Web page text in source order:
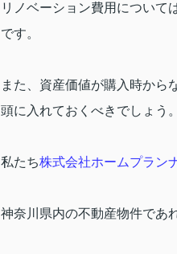
リノベーション費用について
です。
また、資産価値が購入時から
頭に入れておくべきでしょう。
私たち株式会社ホームプラン
神奈川県内の不動産物件であ